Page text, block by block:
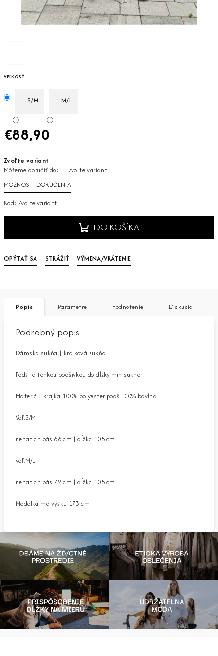
VEĽKOSŤ
S/M M/L
€88,90
cena:
Zvoľte variant
Môžeme doručiť do:
Zvoľte variant
MOŽNOSTI DORUČENIA
Kód: Zvoľte variant
DO KOŠÍKA
OPÝTAŤ SA STRÁŽIŤ VÝMENA/VRÁTENIE
Popis Parametre Hodnotenie Diskusia
Podrobný popis
Dámska sukňa | krajková sukňa
Podšitá tenkou podšívkou do dĺžky minisukne
Materiál: krajka 100% polyester podš.100% bavlna
Veľ.S/M
nenatiah.pás 66 cm | dĺžka 105 cm
veľ.M/L
nenatiah.pás 72 cm | dĺžka 105 cm
Modelka má výšku 173 cm